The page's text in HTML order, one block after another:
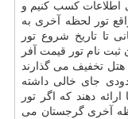
اطلاعات کسب کنیم و
تور لحظه آخری به
تا تاریخ شروع تور
شدن ثبت نام تور قیمت آفر
تخفیف می گذارند
جای خالی داشته
دهند که اگر تور
آخری گرجستان می